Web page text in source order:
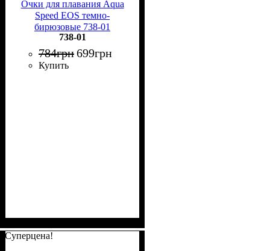
Очки для плавания Aqua
Speed EOS темно-
бирюзовые 738-01
738-01
784грн699грн
Купить
Суперцена!